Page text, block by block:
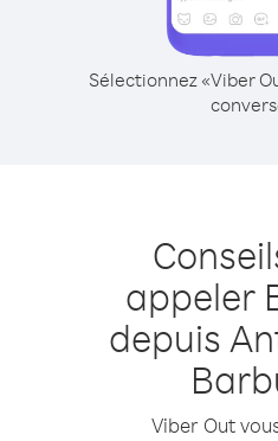
Sélectionnez «Viber
appeler
depuis
Viber Out